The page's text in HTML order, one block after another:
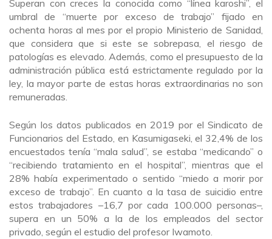
Superan con creces la conocida como “línea karoshi”, el
umbral de “muerte por exceso de trabajo” fijado en
ochenta horas al mes por el propio Ministerio de Sanidad,
que considera que si este se sobrepasa, el riesgo de
patologías es elevado. Además, como el presupuesto de la
administración pública está estrictamente regulado por la
ley, la mayor parte de estas horas extraordinarias no son
remuneradas.
Según los datos publicados en 2019 por el Sindicato de
Funcionarios del Estado, en Kasumigaseki, el 32,4% de los
encuestados tenía “mala salud”, se estaba “medicando” o
“recibiendo tratamiento en el hospital”, mientras que el
28% había experimentado o sentido “miedo a morir por
exceso de trabajo”. En cuanto a la tasa de suicidio entre
estos trabajadores –16,7 por cada 100.000 personas–,
supera en un 50% a la de los empleados del sector
privado, según el estudio del profesor Iwamoto.